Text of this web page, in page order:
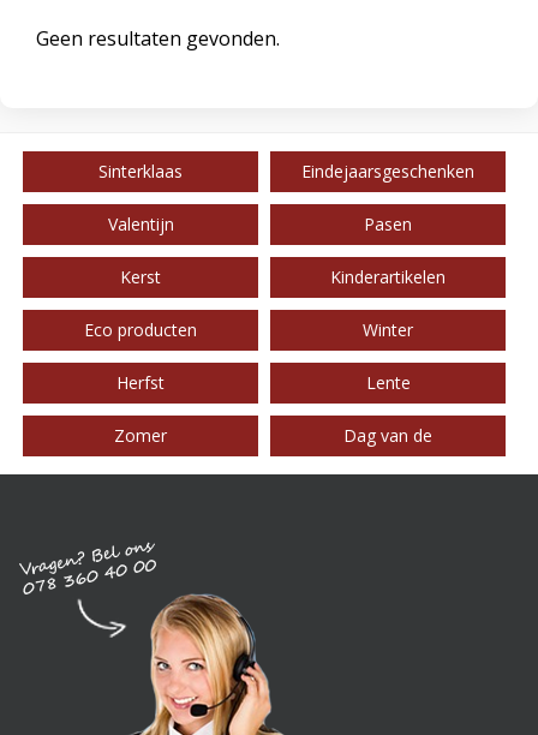
Geen resultaten gevonden.
Sinterklaas Eindejaarsgeschenken
Valentijn Pasen
Kerst Kinderartikelen
Eco producten Winter
Herfst Lente
Zomer Dag van de